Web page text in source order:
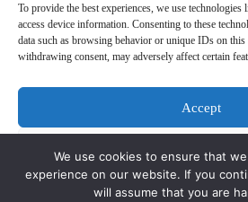
To provide the best experiences, we use technologies
access device information. Consenting to these
data such as browsing behavior or unique IDs on
withdrawing consent, may adversely affect certain
Accept
View
LAMPIRAN:
Surat Keputusan Bersama Terkait
Surat Keputusan Bersama Terkait
Cuti Bersama Tahun 2025.
We use cookies to ensure that
experience on our website. If you
will assume that you are